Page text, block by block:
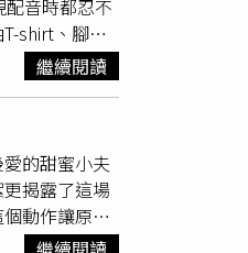
檢舉醫院流
給對方最後
關注，也再
打113、
歲孫子承認
？對於賴女
況如何？他
跟王姓人瑞
音時都忍不
shirt、腳踩
一股讓人安
穿什麼啊？」
貼近扮演的
，希望更完
行走坐臥等
播。
繼續閱讀
的甜蜜小夫
揭露了這場
動作讓原本
曝光後，觀